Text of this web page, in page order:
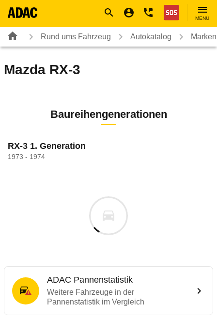
Nothilfe
MENÜ
Rund ums Fahrzeug Autokatalog
Mazda RX-3
Baureihengenerationen
RX-3 1. Generation
1973 - 1974
ADAC Pannenstatistik
Weitere Fahrzeuge in der
Pannenstatistik im Vergleich